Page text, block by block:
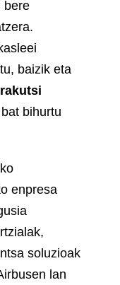
bere
baizik eta
bihurtu
enpresa
soluzioak
lan